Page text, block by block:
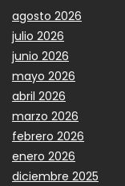
agosto 2026
julio 2026
junio 2026
mayo 2026
abril 2026
marzo 2026
febrero 2026
enero 2026
diciembre 2025